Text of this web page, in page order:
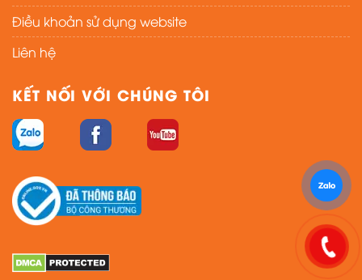
Điều khoản sử dụng website
Liên hệ
KẾT NỐI VỚI CHÚNG TÔI